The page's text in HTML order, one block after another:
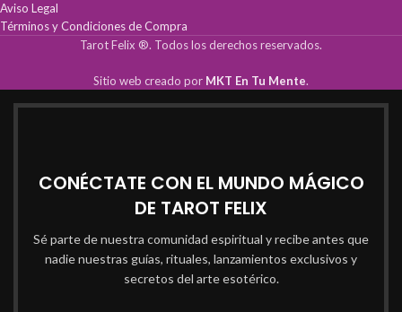
Aviso Legal
Términos y Condiciones de Compra
Tarot Felix ®. Todos los derechos reservados.
Sitio web creado por MKT En Tu Mente.
CONÉCTATE CON EL MUNDO MÁGICO
DE TAROT FELIX
Sé parte de nuestra comunidad espiritual y recibe antes que
nadie nuestras guías, rituales, lanzamientos exclusivos y
secretos del arte esotérico.